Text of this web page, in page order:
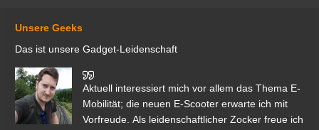
Unsere Geeks
Das ist unsere Gadget-Leidenschaft
Aktuell interessiert mich vor allem das Thema E-
Mobilität; die neuen E-Scooter erwarte ich mit
Vorfreude. Als leidenschaftlicher Zocker freue ich